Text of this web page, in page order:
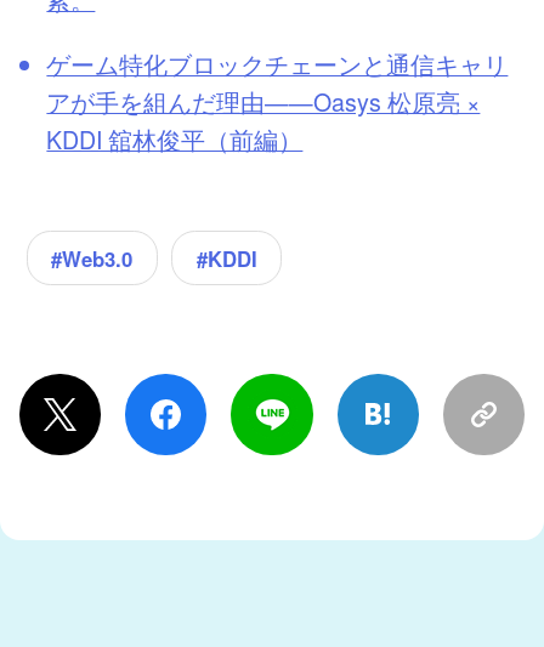
ゲーム特化ブロックチェーンと通信キャリ
アが手を組んだ理由——Oasys 松原亮 ×
KDDI 舘林俊平（前編）
#Web3.0 #KDDI